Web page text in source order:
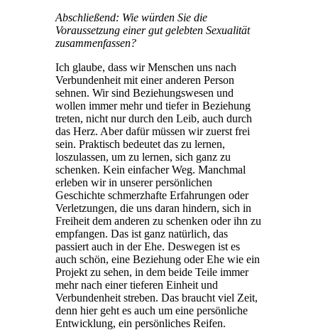
Abschließend: Wie würden Sie die
Voraussetzung einer gut gelebten Sexualität
zusammenfassen?
Ich glaube, dass wir Menschen uns nach
Verbundenheit mit einer anderen Person
sehnen. Wir sind Beziehungswesen und
wollen immer mehr und tiefer in Beziehung
treten, nicht nur durch den Leib, auch durch
das Herz. Aber dafür müssen wir zuerst frei
sein. Praktisch bedeutet das zu lernen,
loszulassen, um zu lernen, sich ganz zu
schenken. Kein einfacher Weg. Manchmal
erleben wir in unserer persönlichen
Geschichte schmerzhafte Erfahrungen oder
Verletzungen, die uns daran hindern, sich in
Freiheit dem anderen zu schenken oder ihn zu
empfangen. Das ist ganz natürlich, das
passiert auch in der Ehe. Deswegen ist es
auch schön, eine Beziehung oder Ehe wie ein
Projekt zu sehen, in dem beide Teile immer
mehr nach einer tieferen Einheit und
Verbundenheit streben. Das braucht viel Zeit,
denn hier geht es auch um eine persönliche
Entwicklung, ein persönliches Reifen.